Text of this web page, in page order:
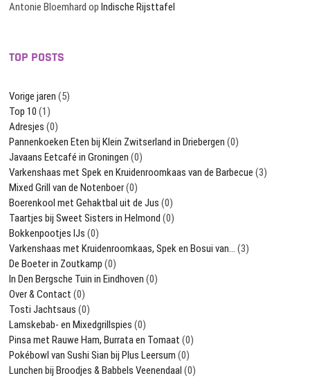
Antonie Bloemhard op Indische Rijsttafel
TOP POSTS
Vorige jaren (5)
Top 10 (1)
Adresjes (0)
Pannenkoeken Eten bij Klein Zwitserland in Driebergen (0)
Javaans Eetcafé in Groningen (0)
Varkenshaas met Spek en Kruidenroomkaas van de Barbecue (3)
Mixed Grill van de Notenboer(0)
Boerenkool met Gehaktbal uit de Jus (0)
Taartjes bij Sweet Sisters in Helmond (0)
Bokkenpootjes IJs (0)
Varkenshaas met Kruidenroomkaas, Spek en Bosui van… (3)
De Boeter in Zoutkamp (0)
In Den Bergsche Tuin in Eindhoven (0)
Over & Contact (0)
Tosti Jachtsaus (0)
Lamskebab- en Mixedgrillspies (0)
Pinsa met Rauwe Ham, Burrata en Tomaat (0)
Pokébowl van Sushi Sian bij Plus Leersum (0)
Lunchen bij Broodjes & Babbels Veenendaal (0)